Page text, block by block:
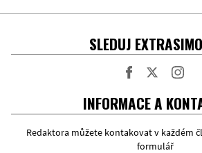
SLEDUJ
INFORMACE A
Redaktora můžete kontakovat v každém
formulář